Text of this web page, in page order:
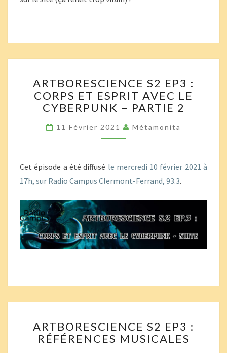
S2
EP3
:
ET
ESPRIT
CYBERPUNK
–
ARTBORESCIENCE S2 EP3 :
CORPS ET ESPRIT AVEC LE
CYBERPUNK – PARTIE 2
11 Février 2021 Métamonita
Cet épisode a été diffusé le mercredi 10 février 2021 à
17h, sur Radio Campus Clermont-Ferrand, 93.3.
S2
EP3
ARTBORESCIENCE S2 EP3 :
RÉFÉRENCES MUSICALES